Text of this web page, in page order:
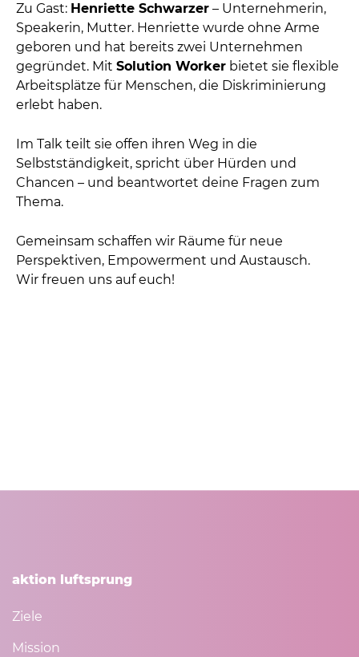
Zu Gast: Henriette Schwarzer – Unternehmerin,
Speakerin, Mutter. Henriette wurde ohne Arme
geboren und hat bereits zwei Unternehmen
gegründet. Mit Solution Worker bietet sie flexible
Arbeitsplätze für Menschen, die Diskriminierung
erlebt haben.
Im Talk teilt sie offen ihren Weg in die
Selbstständigkeit, spricht über Hürden und
Chancen – und beantwortet deine Fragen zum
Thema.
Gemeinsam schaffen wir Räume für neue
Perspektiven, Empowerment und Austausch.
Wir freuen uns auf euch!
aktion luftsprung
Ziele
Mission